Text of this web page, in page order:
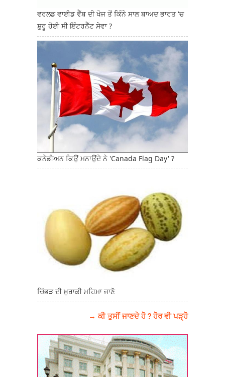
ਵਰਲਡ ਵਾਈਡ ਵੈੱਬ ਦੀ ਖੋਜ ਤੋਂ ਕਿੰਨੇ ਸਾਲ ਬਾਅਦ ਭਾਰਤ 'ਚ
ਸ਼ੁਰੂ ਹੋਈ ਸੀ ਇੰਟਰਨੈੱਟ ਸੇਵਾ ?
ਕਨੇਡੀਅਨ ਕਿਉਂ ਮਨਾਉਂਦੇ ਨੇ 'Canada Flag Day' ?
ਚਿੱਭੜ ਦੀ ਖ਼ੁਰਾਕੀ ਮਹਿਮਾ ਜਾਣੋ
→ ਕੀ ਤੁਸੀਂ ਜਾਣਦੇ ਹੋ ? ਹੋਰ ਵੀ ਪੜ੍ਹੋ